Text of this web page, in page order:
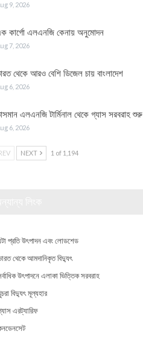
9, 2026
কার্গো এলএনজি কেনায় অনুমোদন
7, 2026
থেকে আরও বেশি ডিজেল চায় বাংলাদেশ
6, 2026
এলএনজি টার্মিনাল থেকে গ্যাস সরবরাহ শুরু
6, 2026
NEXT 1 of 1,194
প্রতি উৎপাদন এবং লোডশেড
থেকে আমদানিকৃত বিদ্যুৎ
উৎপাদনে এলাকা ভিত্তিক সরবরাহ
বিদ্যুৎ মূল্যহার
এরট্যারিফ